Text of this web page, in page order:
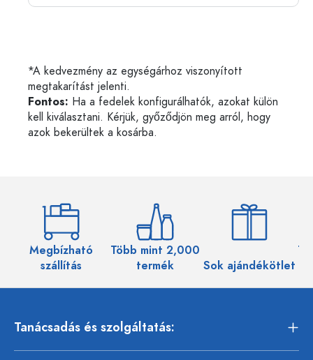
*A kedvezmény az egységárhoz viszonyított
megtakarítást jelenti.
Fontos: Ha a fedelek konfigurálhatók, azokat külön
kell kiválasztani. Kérjük, győződjön meg arról, hogy
azok bekerültek a kosárba.
Megbízható
szállítás
Több mint 2,000
termék
Sok ajándékötlet
Tanácsadás és szolgáltatás: